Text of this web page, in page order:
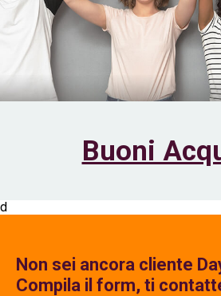
Buoni
d
Non sei ancora cliente
Compila il form, ti